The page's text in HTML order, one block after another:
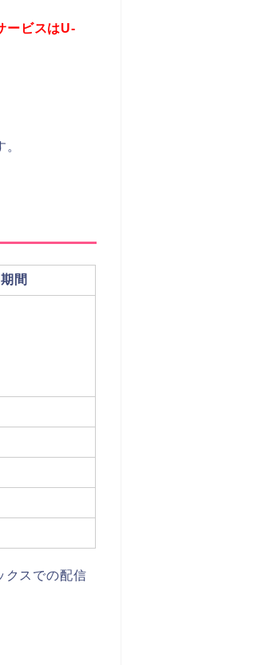
ービスはU-
間
クスでの配信